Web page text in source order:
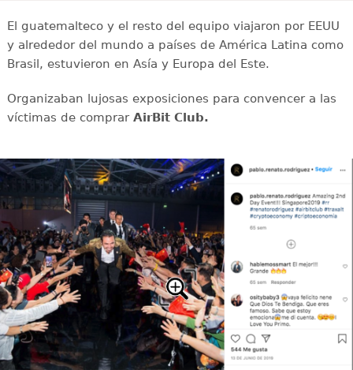
El guatemalteco y el resto del equipo viajaron por EEUU
y alrededor del mundo a países de América Latina como
Brasil, estuvieron en Asía y Europa del Este.
Organizaban lujosas exposiciones para convencer a las
víctimas de comprarAirBit Club.